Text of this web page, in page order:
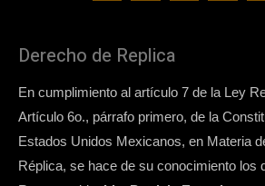
Derecho de Replica
En cumplimiento al artículo 7 de la Ley
Artículo 6o., párrafo primero, de la
Estados Unidos Mexicanos, en Materia
Réplica, se hace de su conocimiento los